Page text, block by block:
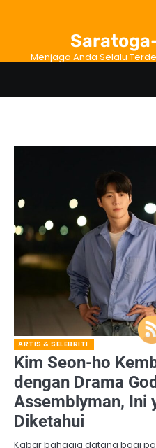
Menjaga Anda Selalu
ARTIS & SELEBRITI
Kim Seon-ho
dengan Drama
Assemblyman, Ini
Diketahui
Kabar bahagia datang bagi